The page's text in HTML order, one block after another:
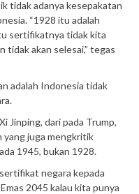
tidak adanya kesepakatan
“1928 itu adalah
sertifikatnya tidak kita
tidak akan selesai,” tegas
adalah Indonesia tidak
Jinping, dari pada Trump,
yang juga mengkritik
1945, bukan 1928.
negara kepada
2045 kalau kita punya